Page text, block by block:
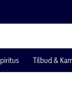
Tilbud &